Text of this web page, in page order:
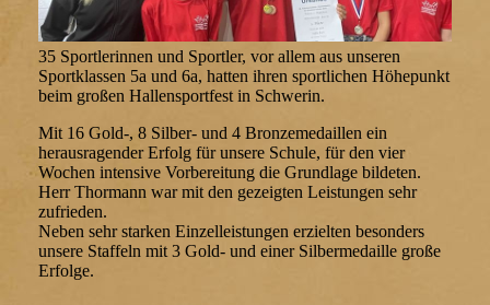
35 Sportlerinnen und Sportler, vor allem aus unseren
Sportklassen 5a und 6a, hatten ihren sportlichen Höhepunkt
beim großen Hallensportfest in Schwerin.
Mit 16 Gold-, 8 Silber- und 4 Bronzemedaillen ein
herausragender Erfolg für unsere Schule, für den vier
Wochen intensive Vorbereitung die Grundlage bildeten.
Herr Thormann war mit den gezeigten Leistungen sehr
zufrieden.
Neben sehr starken Einzelleistungen erzielten besonders
unsere Staffeln mit 3 Gold- und einer Silbermedaille große
Erfolge.